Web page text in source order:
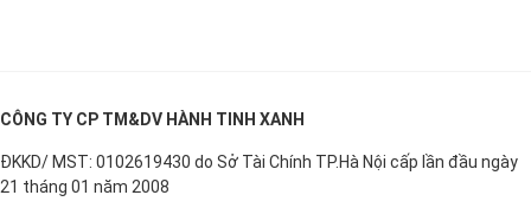
CÔNG TY CP TM&DV HÀNH TINH XANH
ĐKKD/ MST: 0102619430 do Sở Tài Chính TP.Hà Nội cấp lần đầu ngày
21 tháng 01 năm 2008